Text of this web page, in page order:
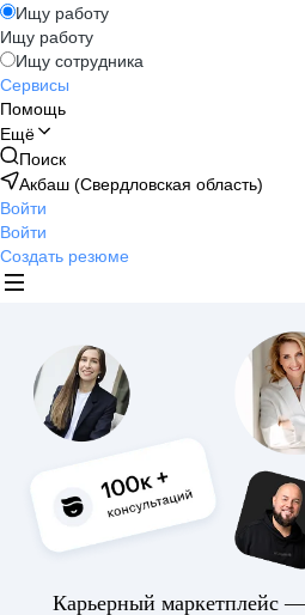
Ищу работу
Ищу работу
Ищу сотрудника
Сервисы
Помощь
Ещё
Поиск
Акбаш (Свердловская область)
Войти
Войти
Создать резюме
Карьерный маркетплейс